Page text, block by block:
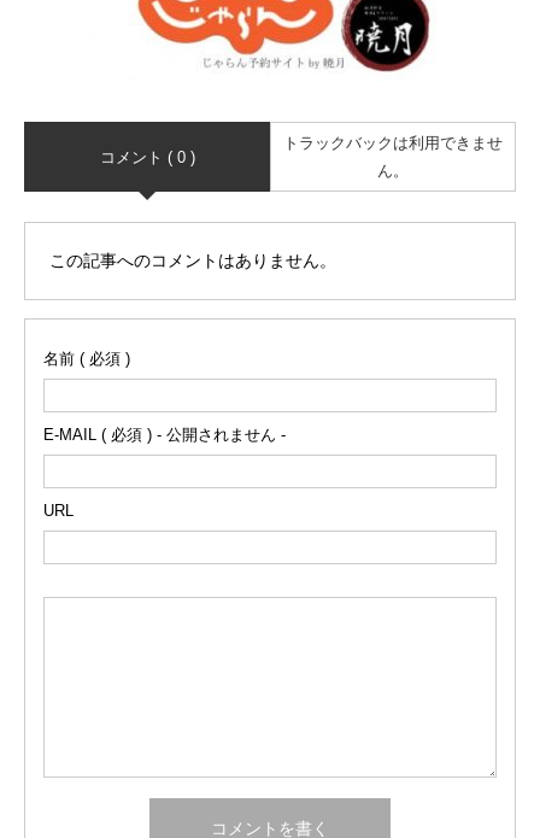
コメント ( 0 )
トラックバックは利用できませ
ん。
この記事へのコメントはありません。
名前 ( 必須 )
E-MAIL ( 必須 ) - 公開されません -
URL